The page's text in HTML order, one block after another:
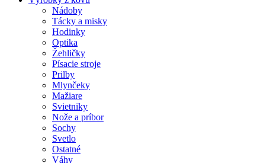
Nádoby
Tácky a misky
Hodinky
Optika
Žehličky
Písacie stroje
Prilby
Mlynčeky
Mažiare
Svietniky
Nože a príbor
Sochy
Svetlo
Ostatné
Váhy